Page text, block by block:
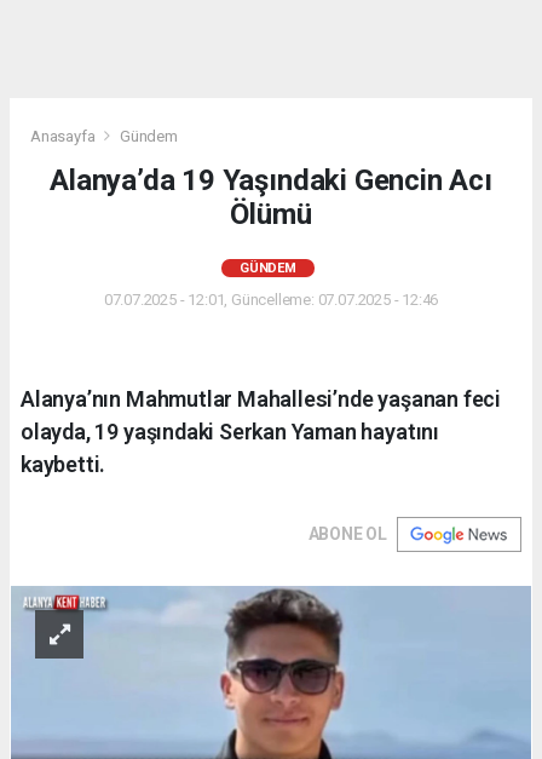
Anasayfa Gündem
Alanya’da 19 Yaşındaki Gencin Acı
Ölümü
GÜNDEM
07.07.2025 - 12:01, Güncelleme: 07.07.2025 - 12:46
Alanya’nın Mahmutlar Mahallesi’nde yaşanan feci
olayda, 19 yaşındaki Serkan Yaman hayatını
kaybetti.
ABONE OL